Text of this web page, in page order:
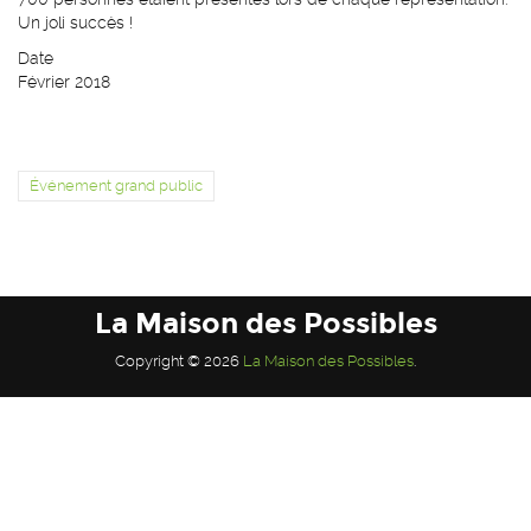
Un joli succès !
Date
Février 2018
Événement grand public
La Maison des Possibles
Copyright © 2026 La Maison des Possibles